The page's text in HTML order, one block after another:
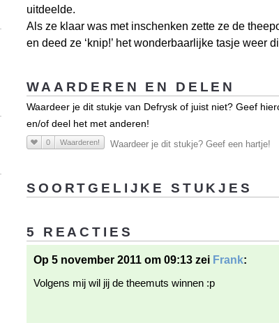
uitdeelde.
Als ze klaar was met inschenken zette ze de
en deed ze ‘knip!’ het wonderbaarlijke tasje weer
WAARDEREN EN DELEN
Waardeer je dit stukje van Defrysk of juist niet? Geef
en/of deel het met anderen!
0 Waarderen! Waardeer je dit stukje? Geef een hartje!
SOORTGELIJKE STUKJES
5 REACTIES
Op 5 november 2011 om 09:13 zei Frank:
Volgens mij wil jij de theemuts winnen :p